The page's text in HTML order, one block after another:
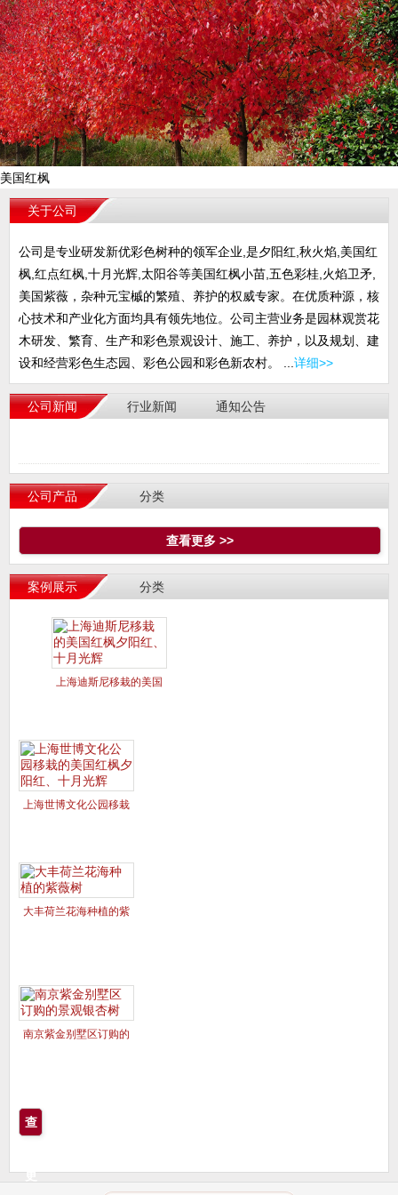
美国红枫
关于公司
公司是专业研发新优彩色树种的领军企业,是夕阳红,秋火焰,美国红
枫,红点红枫,十月光辉,太阳谷等美国红枫小苗,五色彩桂,火焰卫矛,
美国紫薇，杂种元宝槭的繁殖、养护的权威专家。在优质种源，核
心技术和产业化方面均具有领先地位。公司主营业务是园林观赏花
木研发、繁育、生产和彩色景观设计、施工、养护，以及规划、建
设和经营彩色生态园、彩色公园和彩色新农村。 ...详细>>
公司新闻 行业新闻 通知公告
公司产品 分类
查看更多 >>
案例展示 分类
上海迪斯尼移栽的美国
上海世博文化公园移栽
大丰荷兰花海种植的紫
南京紫金别墅区订购的
查
更